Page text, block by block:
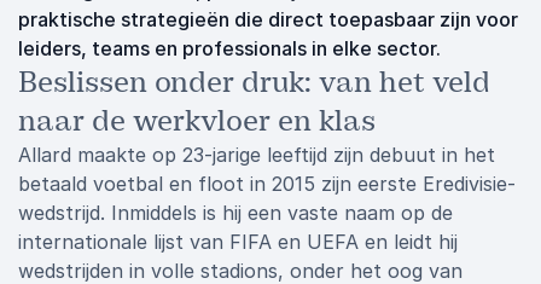
praktische strategieën die direct toepasbaar zijn voor
leiders, teams en professionals in elke sector.
Beslissen onder druk: van het veld
naar de werkvloer en klas
Allard maakte op 23-jarige leeftijd zijn debuut in het
betaald voetbal en floot in 2015 zijn eerste Eredivisie-
wedstrijd. Inmiddels is hij een vaste naam op de
internationale lijst van FIFA en UEFA en leidt hij
wedstrijden in volle stadions, onder het oog van